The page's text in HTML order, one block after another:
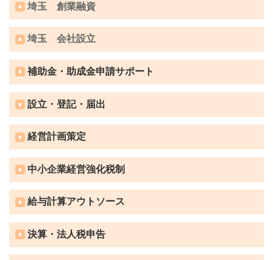
埼玉 創業融資
埼玉 会社設立
補助金・助成金申請サポート
設立・登記・届出
経営計画策定
中小企業経営強化税制
給与計算アウトソース
決算・法人税申告